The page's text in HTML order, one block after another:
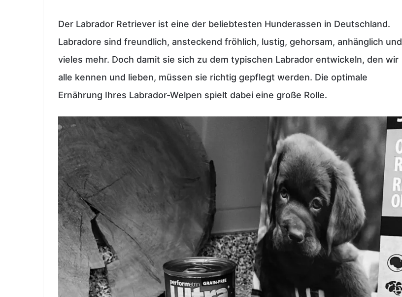
Der Labrador Retriever ist eine der beliebtesten Hunderassen in Deutschland.
Labradore sind freundlich, ansteckend fröhlich, lustig, gehorsam, anhänglich und
vieles mehr. Doch damit sie sich zu dem typischen Labrador entwickeln, den wir
alle kennen und lieben, müssen sie richtig gepflegt werden. Die optimale
Ernährung Ihres Labrador-Welpen spielt dabei eine große Rolle.